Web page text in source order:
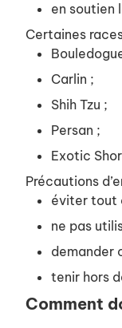
en soutien
Certaines
Carlin ;
Shih Tzu ;
Persan ;
Exotic
Précautions
éviter tout
ne pas
demander
tenir hors
Comment